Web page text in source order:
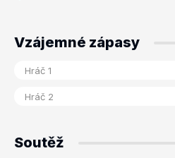
Vzájemné zápasy
Soutěž